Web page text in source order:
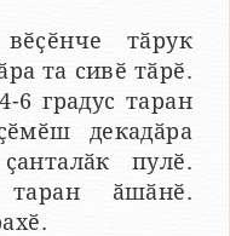
тӑрук
та сивӗ тӑрӗ.
6 градус таран
декадӑра
пулӗ.
ӑшӑнӗ.